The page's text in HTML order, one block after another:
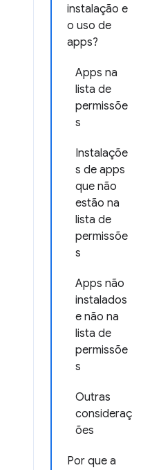
instalação e
o uso de
apps?
Apps na
lista de
permissõe
s
Instalaçõe
s de apps
que não
estão na
lista de
permissõe
s
Apps não
instalados
e não na
lista de
permissõe
s
Outras
consideraç
ões
Por que a